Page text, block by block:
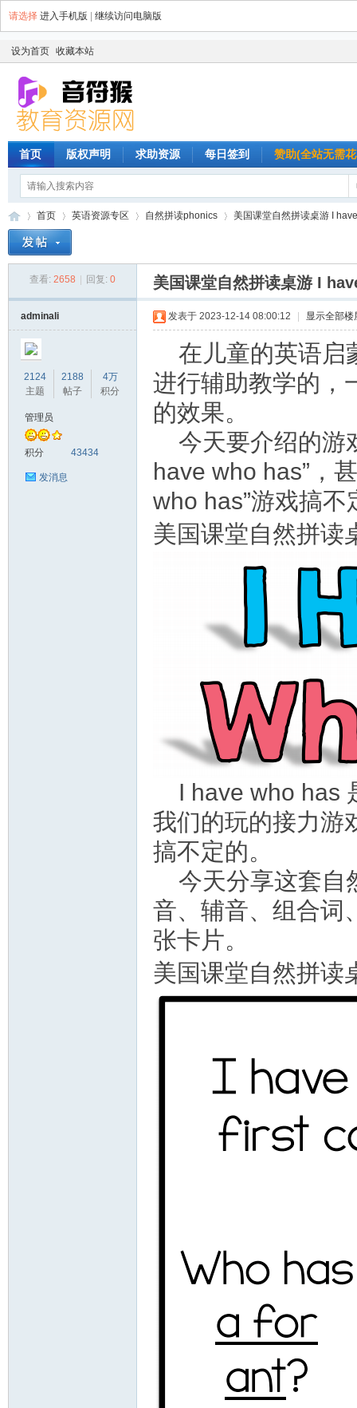
请选择 进入手机版 继续访问电脑版
设为首页 收藏本站
首页 版权声明 求助资源 每日签到 赞助(全站无需
首页
›
英语资源专区 自然拼读phonics 美国课堂自然拼读桌游 I
查看: 2658 回复: 0 美国课堂自然拼读桌游 I
adminali
2124
主题
2188
帖子
4万
积分
管理员
积分 43434
发消息
发表于 2023-12-14 08:00:12 显示全部楼
在儿童的英语启
进行辅助教学的，
的效果。
今天要介绍的游
have who has”，
who has”游戏搞不
美国课堂自然拼读
I have who has
我们的玩的接力游
搞不定的。
今天分享这套自
音、辅音、组合词
张卡片。
美国课堂自然拼读